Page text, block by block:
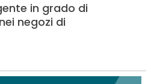
in grado di
negozi di